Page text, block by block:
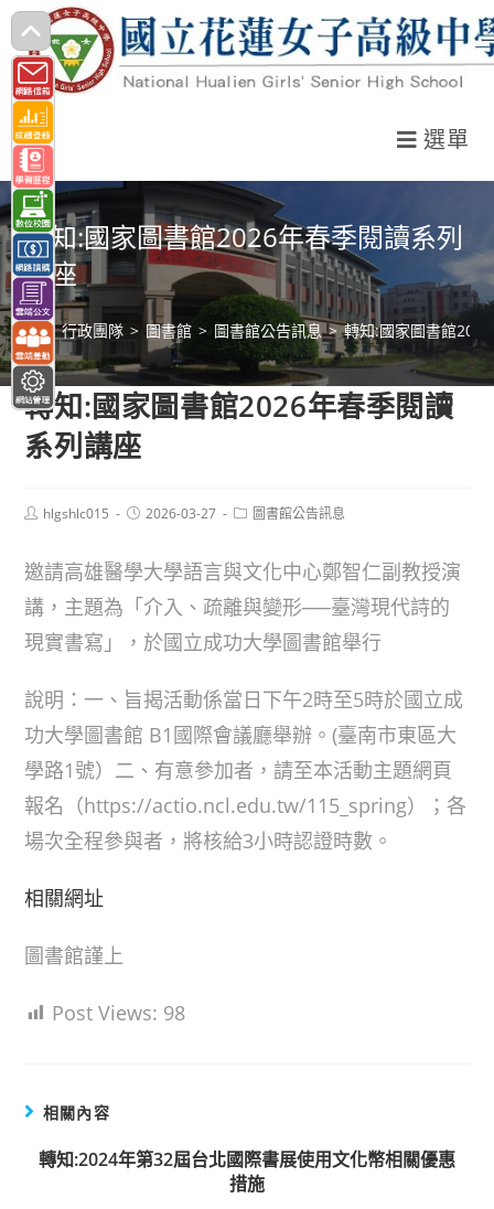
跳
轉
至
主
要
內
容
選單
轉知:國家圖書館2026年春季閱讀系列
講座
> 行政團隊 > 圖書館 > 圖書館公告訊息 > 轉知:國家圖書館
轉知:國家圖書館2026年春季閱讀
系列講座
Posthlgshlc015
Post2026-03-27
Post圖書館公告訊息
邀請高雄醫學大學語言與文化中心鄭智仁副教授演
講，主題為「介入、疏離與變形──臺灣現代詩的
現實書寫」，於國立成功大學圖書館舉行
說明：一、旨揭活動係當日下午2時至5時於國立成
功大學圖書館 B1國際會議廳舉辦。(臺南市東區大
學路1號）二、有意參加者，請至本活動主題網頁
報名（https://actio.ncl.edu.tw/115_spring）；各
場次全程參與者，將核給3小時認證時數。
相關網址
圖書館謹上
Post Views: 98
相關內容
轉知:2024年第32屆台北國際書展使用文化幣相關優惠
措施